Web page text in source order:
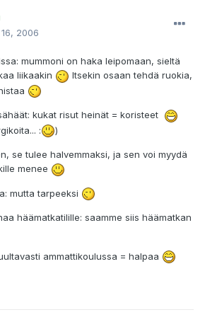
2006
mummoni on haka leipomaan, sieltä
liikaakin
Itsekin osaan tehdä ruokia,
kukat risut heinät = koristeet
:
)
se tulee halvemmaksi, ja sen voi myydä
menee
mutta tarpeeksi
häämatkatilille: saamme siis häämatkan
ammattikoulussa = halpaa